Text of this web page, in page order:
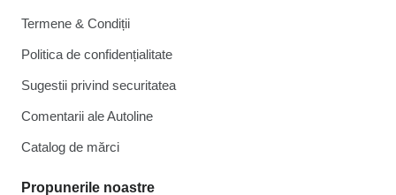
Termene & Condiții
Politica de confidențialitate
Sugestii privind securitatea
Comentarii ale Autoline
Catalog de mărcі
Propunerile noastre